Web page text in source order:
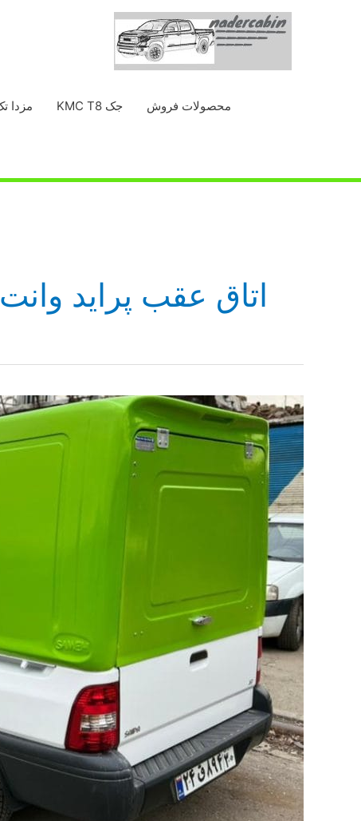
محصولات فروش جک KMC T8 مزدا
اتاق عقب پراید وانت